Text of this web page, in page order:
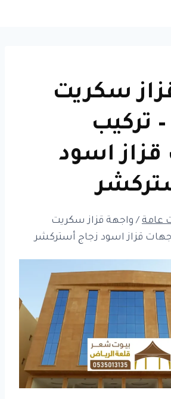
سكريت
تركيب
اسود
عامة / واجهة قزاز سكريت
قزاز اسود زجاج أستركشر